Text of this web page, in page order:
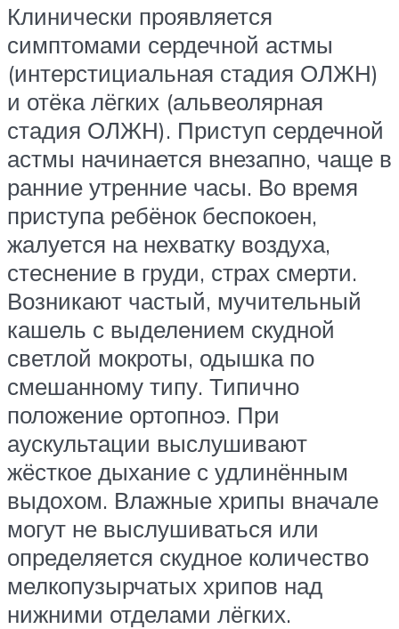
Клинически проявляется
симптомами сердечной астмы
(интерстициальная стадия ОЛЖН)
и отёка лёгких (альвеолярная
стадия ОЛЖН). Приступ сердечной
астмы начинается внезапно, чаще в
ранние утренние часы. Во время
приступа ребёнок беспокоен,
жалуется на нехватку воздуха,
стеснение в груди, страх смерти.
Возникают частый, мучительный
кашель с выделением скудной
светлой мокроты, одышка по
смешанному типу. Типично
положение ортопноэ. При
аускультации выслушивают
жёсткое дыхание с удлинённым
выдохом. Влажные хрипы вначале
могут не выслушиваться или
определяется скудное количество
мелкопузырчатых хрипов над
нижними отделами лёгких.